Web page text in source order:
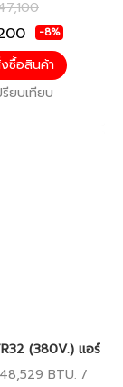
ล่อื่นๆ 5 ปี
-8%
ซื้อสินค้า
รียบเทียบ
Cool เครื่องป
(380V.) แอร์ไ
BTU. /